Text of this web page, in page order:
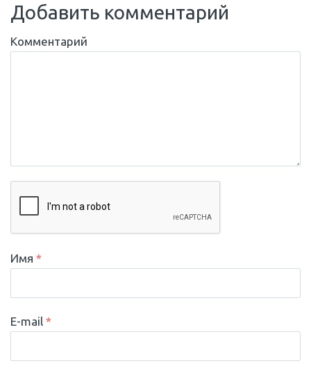
Добавить комментарий
Комментарий
Имя *
E-mail *